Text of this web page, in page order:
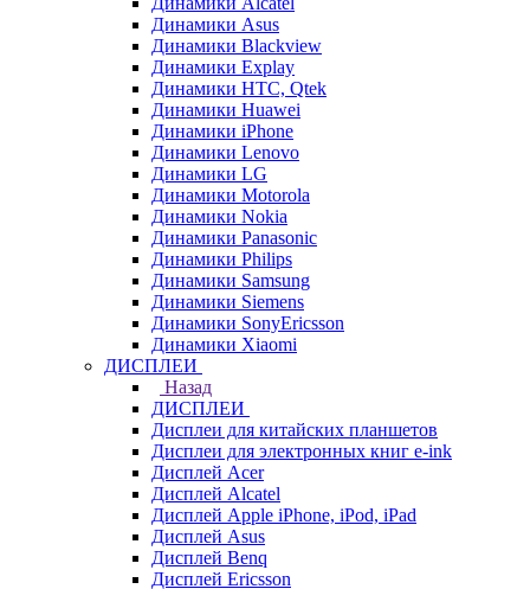
Динамики Asus
Динамики Blackview
Динамики Explay
Динамики HTC, Qtek
Динамики Huawei
Динамики iPhone
Динамики Lenovo
Динамики LG
Динамики Motorola
Динамики Nokia
Динамики Panasonic
Динамики Philips
Динамики Samsung
Динамики Siemens
Динамики SonyEricsson
Динамики Xiaomi
ДИСПЛЕИ
Назад
ДИСПЛЕИ
Дисплеи для китайских планшетов
Дисплеи для электронных книг e-ink
Дисплей Acer
Дисплей Alcatel
Дисплей Apple iPhone, iPod, iPad
Дисплей Asus
Дисплей Benq
Дисплей Ericsson